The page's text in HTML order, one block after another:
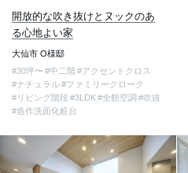
開放的な吹き抜けとヌックのあ
る心地よい家
大仙市 O様邸
#30坪〜 #中二階#アクセントクロス
#ナチュラル#ファミリークローク
#リビング階段 #3LDK#全館空調 #吹抜
#造作洗面化粧台